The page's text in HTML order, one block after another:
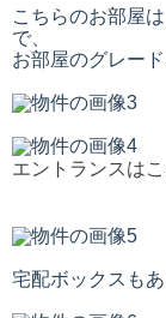
こちらのお部屋
で、
お部屋のグレー
エントランスは
宅配ボックスもあ